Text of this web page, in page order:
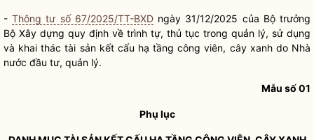
-Thông tư số 67/2025/TT-BXDngày 31/12/2025 của Bộ trưởng
Bộ Xây dựng quy định về trình tự, thủ tục trong quản lý, sử dụng
và khai thác tài sản kết cấu hạ tầngcông viên, cây xanhdo Nhà
nước đầu tư, quản lý.
Mẫu số 01
Phụ lục